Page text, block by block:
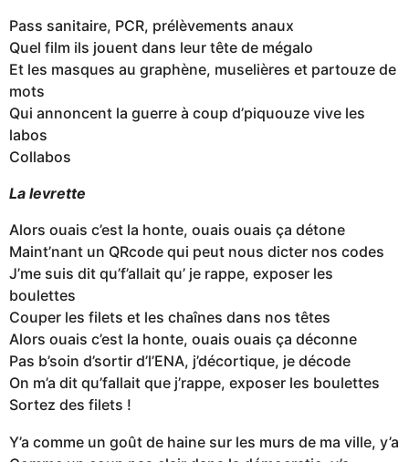
Pass sanitaire, PCR, prélèvements anaux
Quel film ils jouent dans leur tête de mégalo
Et les masques au graphène, muselières et partouze de
mots
Qui annoncent la guerre à coup d’piquouze vive les
labos
Collabos
La levrette
Alors ouais c’est la honte, ouais ouais ça détone
Maint’nant un QRcode qui peut nous dicter nos codes
J’me suis dit qu’f’allait qu’ je rappe, exposer les
boulettes
Couper les filets et les chaînes dans nos têtes
Alors ouais c’est la honte, ouais ouais ça déconne
Pas b’soin d’sortir d’l’ENA, j’décortique, je décode
On m’a dit qu’fallait que j’rappe, exposer les boulettes
Sortez des filets !
Y’a comme un goût de haine sur les murs de ma ville, y’a